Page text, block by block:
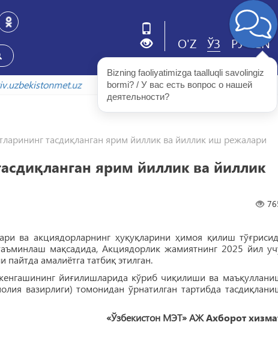
O'Z ЎЗ РУ EN
тасдиқланган ярим йиллик ва йиллик иш режалари
ярим йиллик ва йиллик
ва акциядорларнинг ҳуқуқларини ҳимоя қилиш
мақсадида, Акциядорлик жамиятнинг 2025 йил
амалиётга татбиқ этилган.
йиғилишларида кўриб чиқилиши ва
вазирлиги) томонидан ўрнатилган тартибда
«Ўзбекистон МЭТ» АЖАхборот
Bizning faoliyatimizga taalluqli savolingiz
bormi? / У вас есть вопрос о нашей
деятельности?